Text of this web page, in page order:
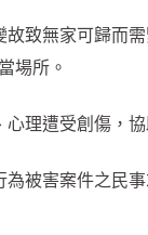
致無家可歸而
場所。
理遭受創傷，
被害案件之民